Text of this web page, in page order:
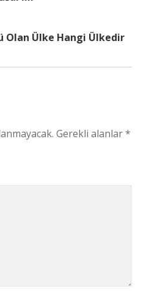
Olan Ülke Hangi Ülkedir
Gerekli alanlar*